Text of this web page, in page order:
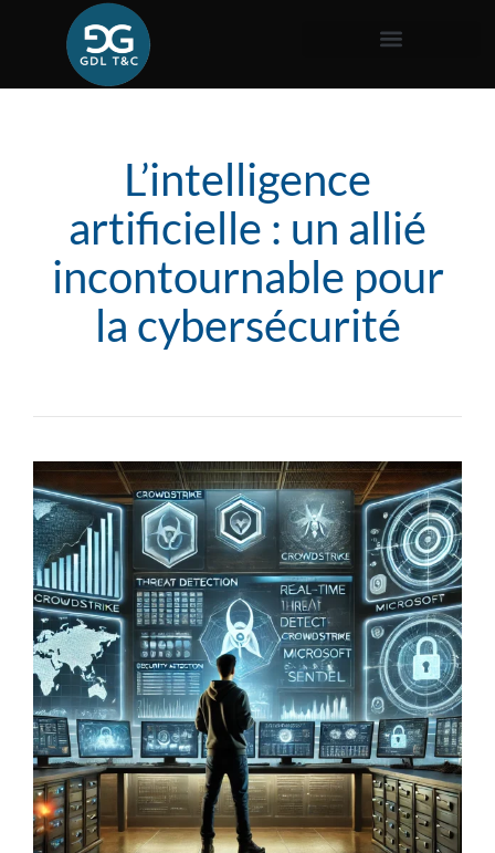
L’intelligence
artificielle : un allié
incontournable pour
la cybersécurité